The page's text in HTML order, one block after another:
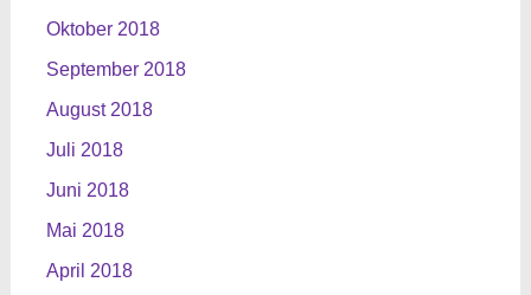
Oktober 2018
September 2018
August 2018
Juli 2018
Juni 2018
Mai 2018
April 2018